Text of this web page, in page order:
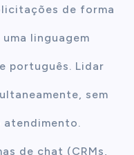
de forma
linguagem
português. Lidar
sem
atendimento.
de chat (CRMs,